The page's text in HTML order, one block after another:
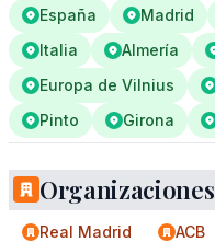
España Madrid
Italia
Almería
Europa de Vilnius
Pinto
Girona
Organizaciones
Real Madrid ACB